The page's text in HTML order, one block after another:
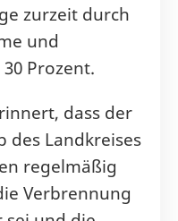
zurzeit durch
und
Prozent.
dass der
des Landkreises
regelmäßig
Verbrennung